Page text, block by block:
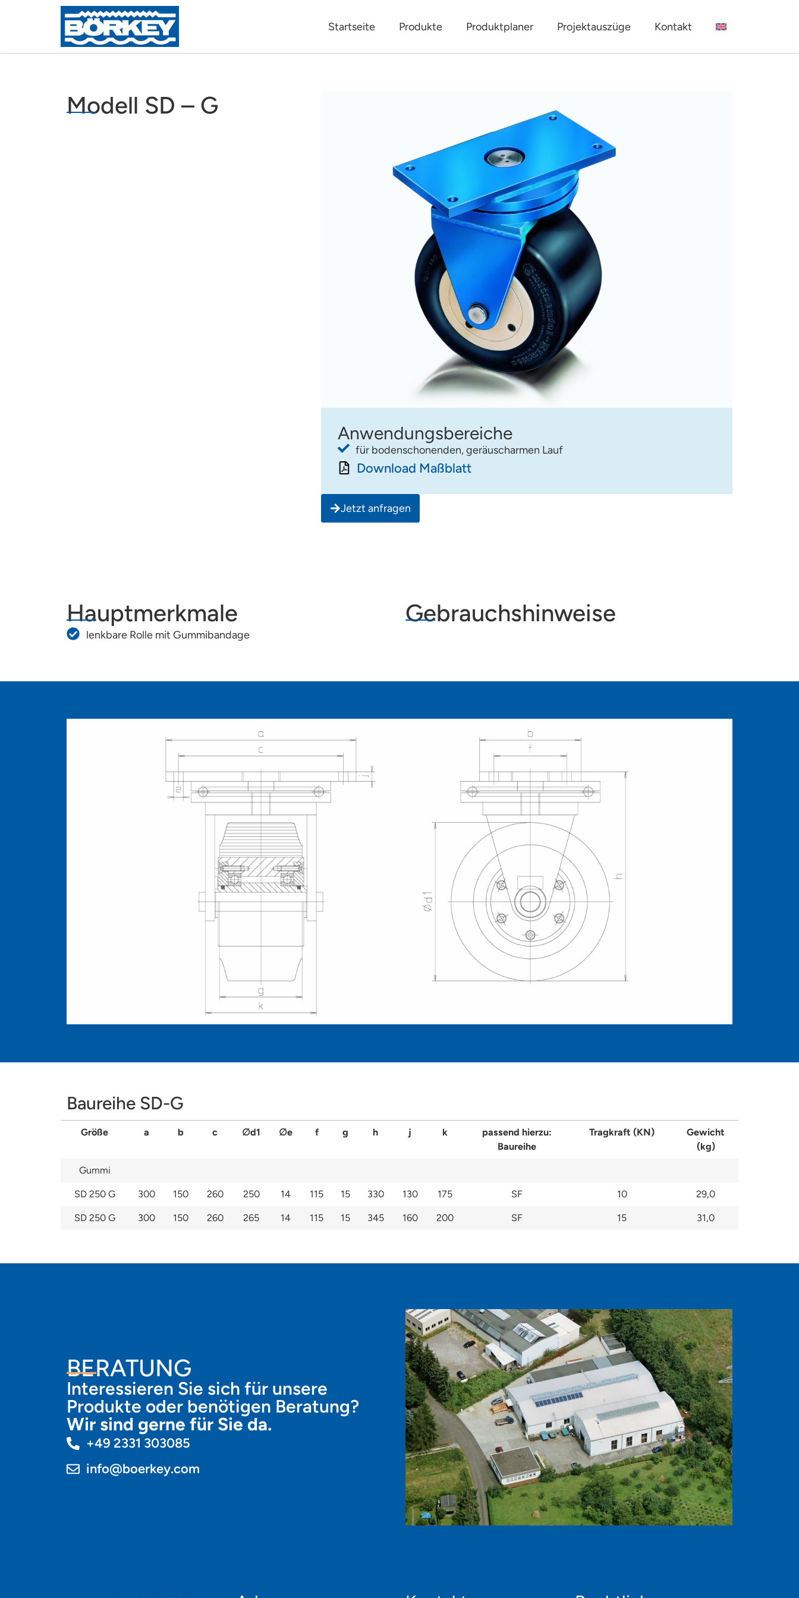
Startseite Produkte Produktplaner Projektauszüge Kontakt
Modell SD – G
Anwendungsbereiche
für bodenschonenden, geräuscharmen Lauf
Download Maßblatt
Jetzt anfragen
Hauptmerkmale
lenkbare Rolle mit Gummibandage
Gebrauchshinweise
Baureihe SD-G
Größe a b c ∅d1 ∅e f g h j k
passend hierzu:
Baureihe
Tragkraft (KN)
Gewicht
(kg)
Gummi
SD 250 G 300 150 260 250 14 115 15 330 130 175 SF 10 29,0
SD 250 G 300 150 260 265 14 115 15 345 160 200 SF 15 31,0
BERATUNG
Interessieren Sie sich für unsere
Produkte oder benötigen Beratung?
Wir sind gerne für Sie da.
+49 2331 303085
info@boerkey.com